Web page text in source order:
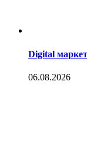
Digital
06.08.2026